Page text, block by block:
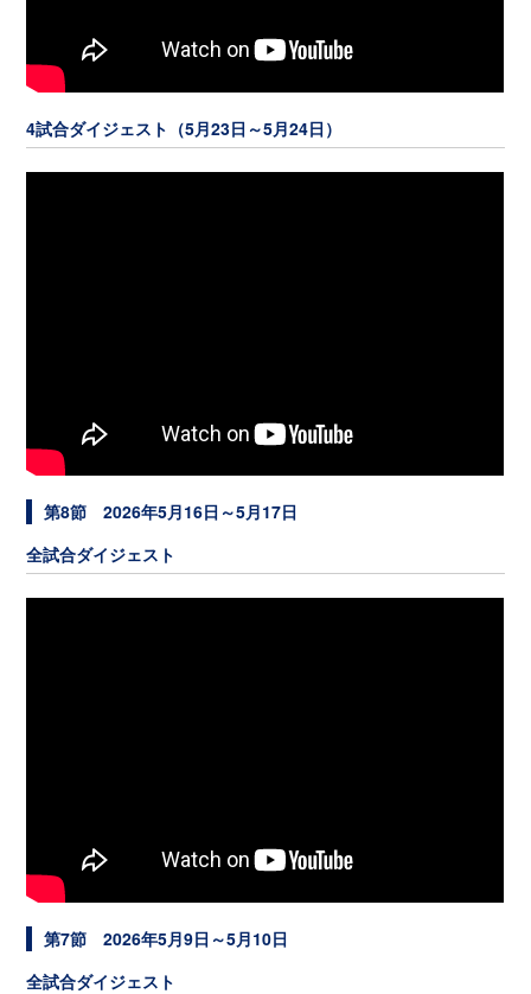
4試合ダイジェスト（5月23日～5月24日）
第8節 2026年5月16日～5月17日
全試合ダイジェスト
第7節 2026年5月9日～5月10日
全試合ダイジェスト